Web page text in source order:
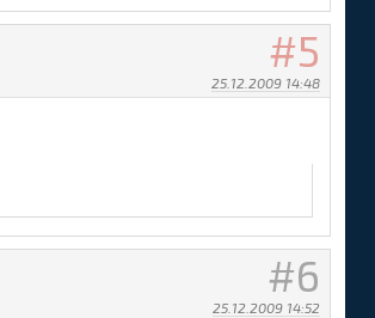
border="0"><?endif?>
5
25.12.2009 14:48
6
25.12.2009 14:52